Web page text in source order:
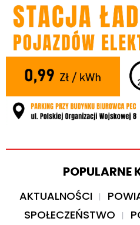
POPULARNE
AKTUALNOŚCI
SPOŁECZEŃSTWO